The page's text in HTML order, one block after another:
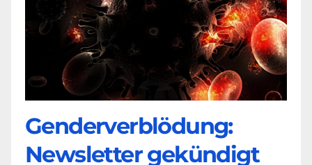
Genderverblödung:
Newsletter gekündigt